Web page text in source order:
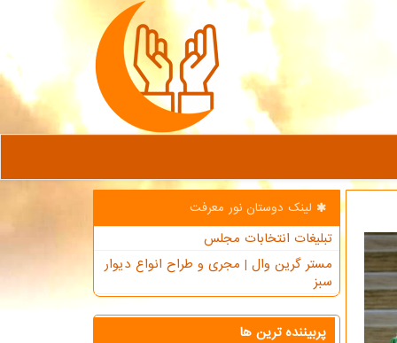
لینک دوستان نور معرفت
تبلیغات انتخابات مجلس
مستر گرین وال | مجری و طراح انواع دیوار
سبز
پربیننده ترین ها